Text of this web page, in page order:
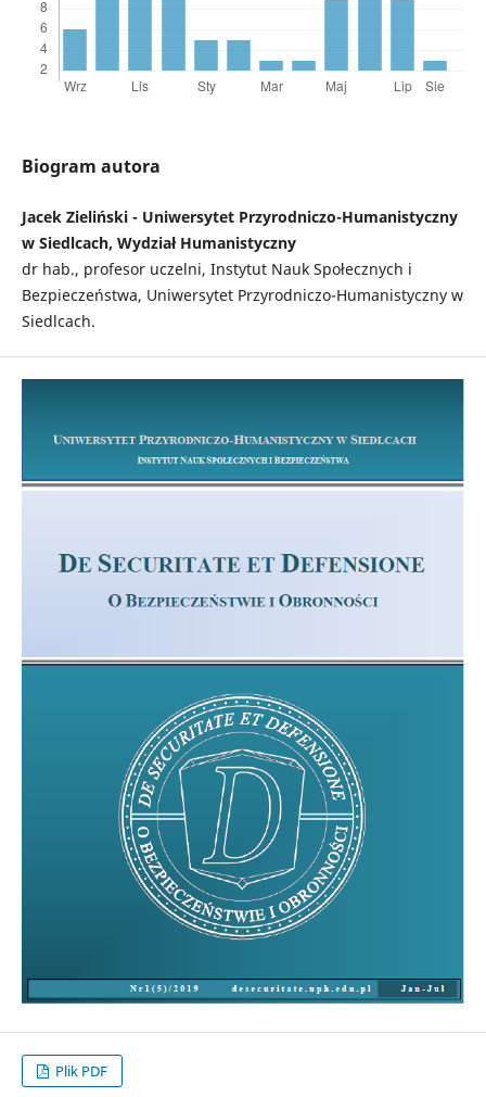
Biogram autora
Jacek Zieliński - Uniwersytet Przyrodniczo-Humanistyczny
w Siedlcach, Wydział Humanistyczny
dr hab., profesor uczelni, Instytut Nauk Społecznych i
Bezpieczeństwa, Uniwersytet Przyrodniczo-Humanistyczny w
Siedlcach.
Plik PDF